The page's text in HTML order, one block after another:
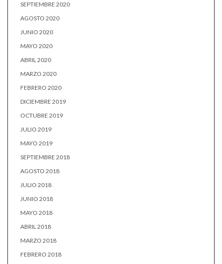
SEPTIEMBRE 2020
AGOSTO 2020
JUNIO 2020
MAYO 2020
ABRIL 2020
MARZO 2020
FEBRERO 2020
DICIEMBRE 2019
OCTUBRE 2019
JULIO 2019
MAYO 2019
SEPTIEMBRE 2018
AGOSTO 2018
JULIO 2018
JUNIO 2018
MAYO 2018
ABRIL 2018
MARZO 2018
FEBRERO 2018